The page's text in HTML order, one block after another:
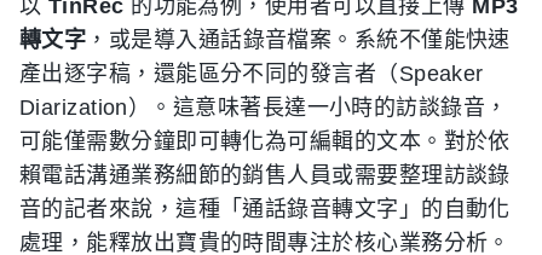
以 TinRec 的功能為例，使用者可以直接上傳 MP3
轉文字 ，或是導入通話錄音檔案。系統不僅能快速
產出逐字稿，還能區分不同的發言者（Speaker
Diarization）。這意味著長達一小時的訪談錄音，
可能僅需數分鐘即可轉化為可編輯的文本。對於依
賴電話溝通業務細節的銷售人員或需要整理訪談錄
音的記者來說，這種「通話錄音轉文字」的自動化
處理，能釋放出寶貴的時間專注於核心業務分析。